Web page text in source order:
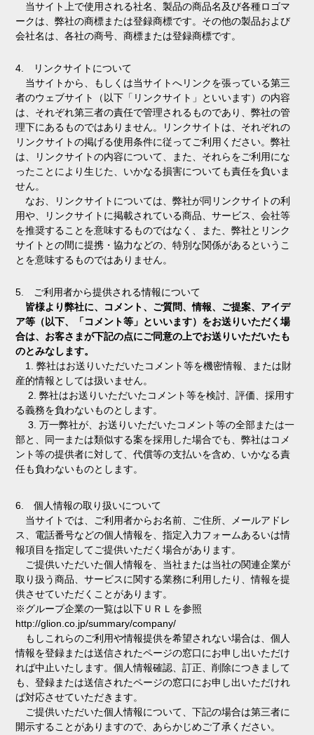
当サイト上で使用される社名、製品の商品名及び各種ロゴマ
ークは、弊社の商標または登録商標です。その他の製品および
会社名は、各社の商号、商標または登録商標です。
4. リンクサイトについて
当サイトから、もしくは当サイトへリンクを張っている第三
者のウェブサイト（以下「リンクサイト」といいます）の内容
は、それぞれ第三者の責任で管理されるものであり、弊社の管
理下にあるものではありません。リンクサイトは、それぞれの
リンクサイトの掲げる使用条件に従ってご利用ください。弊社
は、リンクサイトの内容について、また、それらをご利用にな
ったことにより生じた、いかなる損害についても責任を負いま
せん。
なお、リンクサイトについては、弊社が同リンクサイトの利
用や、リンクサイトに掲載されている商品、サービス、会社等
を推奨することを意味するものではなく、また、弊社とリンク
サイトとの間に提携・協力などの、特別な関係があるというこ
とを意味するものではありません。
5. ご利用者から提供される情報について
皆様より弊社に、コメント、ご質問、情報、ご提案、アイデ
ア等（以下、「コメント等」といいます）をお送りいただく場
合は、お客さまが下記の点にご同意の上でお送りいただいたも
のとみなします。
1. 弊社はお送りいただいたコメント等を機密情報、または財
産的情報としては扱いません。
2. 弊社はお送りいただいたコメント等を検討、評価、採用す
る義務を負わないものとします。
3. 万一弊社が、お送りいただいたコメント等の全部または一
部と、同一または類似する案を採用した場合でも、弊社はコメ
ント等の提供者に対して、代償等の支払いを含め、いかなる責
任も負わないものとします。
6. 個人情報の取り扱いについて
当サイトでは、ご利用者からお名前、ご住所、メールアドレ
ス、電話番号などの個人情報を、指定入力フォームあるいは情
報項目を指定してご提供いただく場合があります。
ご提供いただいた個人情報を、当社または当社の関連企業が
取り扱う商品、サービスに関する業務に利用したり、情報を提
供させていただくことがあります。
※グループ企業の一覧は以下ＵＲＬを参照
http://glion.co.jp/summary/company/
もしこれらのご利用や情報提供を希望されない場合は、個人
情報を登録または送信されたページの窓口にお申し出いただけ
れば中止いたします。個人情報確認、訂正、削除につきまして
も、登録または送信されたページの窓口にお申し出いただけれ
ば対応させていただきます。
ご提供いただいた個人情報について、下記の場合は第三者に
開示することがありますので、あらかじめご了承ください。